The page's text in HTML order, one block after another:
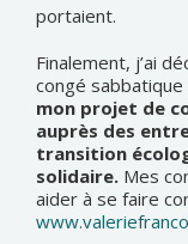
portaient.
Finalement, j’ai
congé
mon projet de
auprès des
transition
solidaire. Mes
aider à se faire